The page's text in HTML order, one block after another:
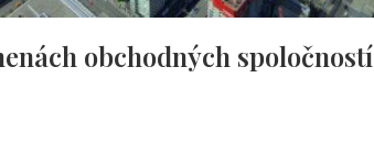
obchodných spoločností